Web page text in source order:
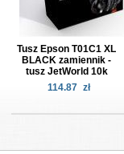
Tusz Epson T01C1 XL
BLACK zamiennik -
tusz JetWorld 10k
114.87 zł